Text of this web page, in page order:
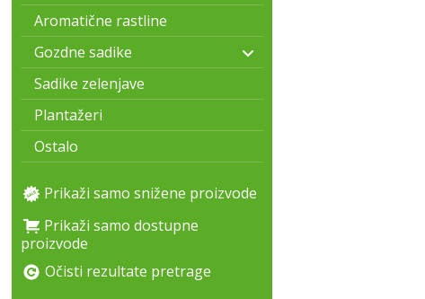
Aromatične rastline
Gozdne sadike
Sadike zelenjave
Plantažeri
Ostalo
Prikaži samo snižene proizvode
Prikaži samo dostupne
proizvode
Očisti rezultate pretrage